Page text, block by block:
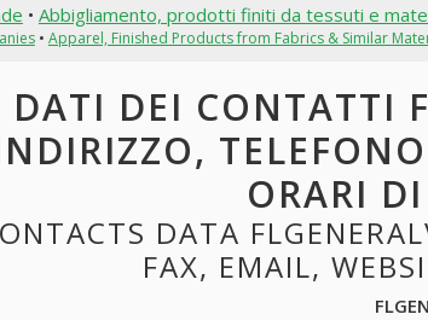
• Abbigliamento, prodotti finiti da tessuti e
• Apparel, Finished Products from Fabrics & Similar
DATI DEI CONTATTI
ORARI
DATA
FAX, EMAIL,